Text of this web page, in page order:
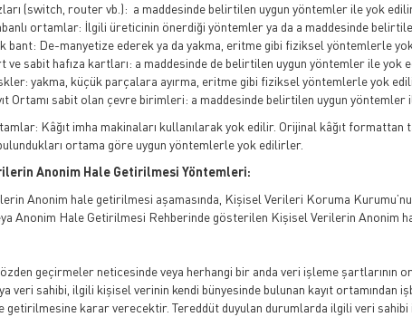
(switch, router vb.): a maddesinde belirtilen uygun yöntemler ile yok
ortamlar: İlgili üreticinin önerdiği yöntemler ya da a maddesinde
De-manyetize ederek ya da yakma, eritme gibi fiziksel yöntemlerle
sabit hafıza kartları: a maddesinde de belirtilen uygun yöntemler ile yok
yakma, küçük parçalara ayırma, eritme gibi fiziksel yöntemlerle yok
Ortamı sabit olan çevre birimleri: a maddesinde belirtilen uygun yöntemler
Kâğıt imha makinaları kullanılarak yok edilir. Orijinal kâğıt
ortama göre uygun yöntemlerle yok edilirler.
Anonim Hale Getirilmesi Yöntemleri:
Anonim hale getirilmesi aşamasında, Kişisel Verileri Koruma
Anonim Hale Getirilmesi Rehberinde gösterilen Kişisel Verilerin Anonim
geçirmeler neticesinde veya herhangi bir anda veri işleme şartlarının
veri sahibi, ilgili kişisel verinin kendi bünyesinde bulunan kayıt
getirilmesine karar verecektir. Tereddüt duyulan durumlarda ilgili veri sahibi